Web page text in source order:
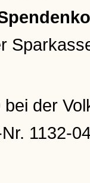
der
1132-